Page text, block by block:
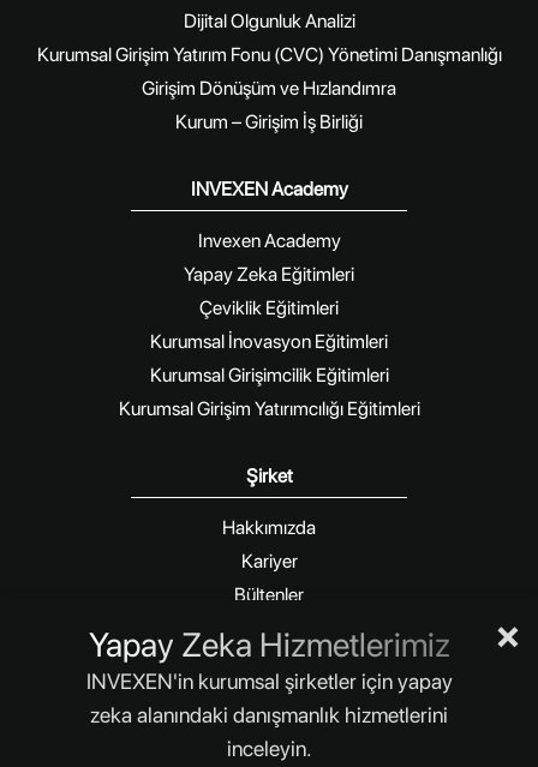
Size daha iyi hizmet verebilmek için internet
sitemizde çerezler kullanılmaktadır. Daha Fazla
Dijital Olgunluk Analizi
Kurumsal Girişim Yatırım Fonu (CVC) Yönetimi Danışmanlığı
Girişim Dönüşüm ve Hızlandımra
Kurum – Girişim İş Birliği
INVEXEN Academy
Invexen Academy
Yapay Zeka Eğitimleri
Çeviklik Eğitimleri
Kurumsal İnovasyon Eğitimleri
Kurumsal Girişimcilik Eğitimleri
Kurumsal Girişim Yatırımcılığı Eğitimleri
Şirket
Hakkımızda
Kariyer
Bültenler
Blog
İletişim
Yapay Zeka Hizmetlerimiz
INVEXEN'in kurumsal şirketler için yapay
zeka alanındaki danışmanlık hizmetlerini
inceleyin.
×